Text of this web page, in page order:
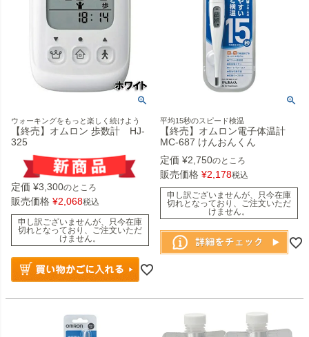
ウォーキングをもっと楽しく続けよう
【終売】オムロン 歩数計 HJ-
325
定価 ¥3,300のところ
販売価格 ¥2,068税込
申し訳ございませんが、只今在庫
切れとなっており、ご注文いただ
けません。
平均15秒のスピード検温
【終売】オムロン電子体温計
MC-687 けんおんくん
定価 ¥2,750のところ
販売価格 ¥2,178税込
申し訳ございませんが、只今在庫
切れとなっており、ご注文いただ
けません。